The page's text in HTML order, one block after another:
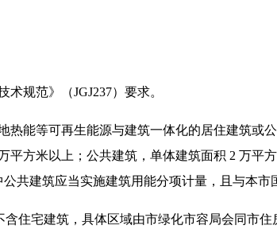
规范》（JGJ237）要求。
热能等可再生能源与建筑一体化的居住建筑
方米以上；公共建筑，单体建筑面积 2 万
共建筑应当实施建筑用能分项计量，且与本
住宅建筑，具体区域由市绿化市容局会同市